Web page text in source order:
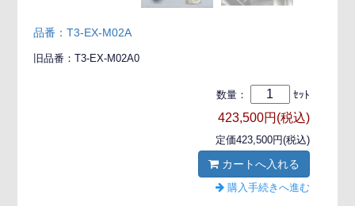
品番：T3-EX-M02A
旧品番：T3-EX-M02A0
数量： ｾｯﾄ
423,500円(税込)
定価423,500円(税込)
カートへ入れる
購入手続きへ進む